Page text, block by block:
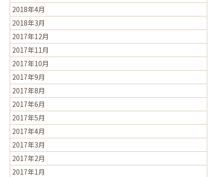
2018年4月
2018年3月
2017年12月
2017年11月
2017年10月
2017年9月
2017年8月
2017年6月
2017年5月
2017年4月
2017年3月
2017年2月
2017年1月